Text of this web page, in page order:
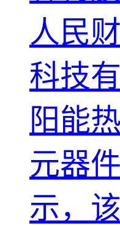
人民
科技
阳能
元器
示，